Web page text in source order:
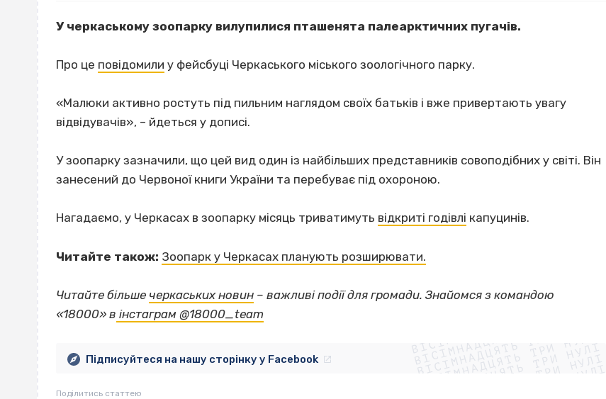
У черкаському зоопарку вилупилися пташенята палеарктичних пугачів.
Про це повідомили у фейсбуці Черкаського міського зоологічного парку.
«Малюки активно ростуть під пильним наглядом своїх батьків і вже привертають увагу
відвідувачів», – йдеться у дописі.
У зоопарку зазначили, що цей вид один із найбільших представників совоподібних у світі. Він
занесений до Червоної книги України та перебуває під охороною.
Нагадаємо, у Черкасах в зоопарку місяць триватимуть відкриті годівлі капуцинів.
Читайте також: Зоопарк у Черкасах планують розширювати.
Читайте більше черкаських новин – важливі події для громади. Знайомся з командою
«18000» в інстаграм @18000_team ВІСІМНАДЦЯТЬ ТРИ НУЛІ
ВІСІМНАДЦЯТЬ ТРИ НУЛІ
ВІСІМНАДЦЯТЬ ТРИ НУЛІ
ВІСІМНАДЦЯТЬ ТРИ НУЛІ
ВІСІМНАДЦЯТЬ ТРИ НУЛІ
ВІСІМНАДЦЯТЬ ТРИ НУЛІ
Підписуйтеся на нашу сторінку у Facebook
Поділитись статтею